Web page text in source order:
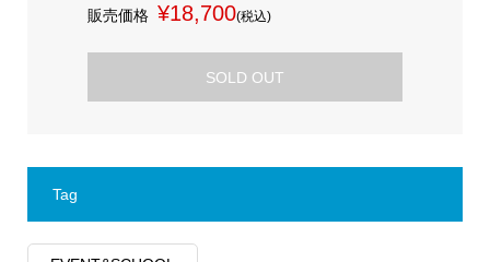
販売価格 ¥18,700(税込)
SOLD OUT
Tag